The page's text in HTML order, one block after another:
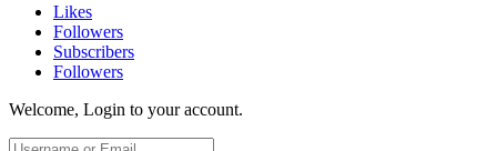
Likes
Followers
Subscribers
Followers
Welcome, Login to your account.